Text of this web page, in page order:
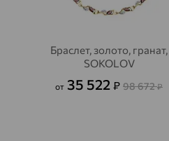
Браслет, золото, гранат,
SOKOLOV
от 35 522 ₽ 98 672₽